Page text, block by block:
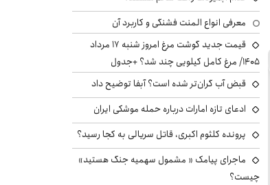
معرفی انواع المنت فشنگی و کاربرد آن
قیمت جدید گوشت مرغ امروز شنبه ۱۷ مرداد
۱۴۰۵/ مرغ کامل کیلویی چند شد؟ +جدول
قبض آب گران‌تر شده است؟ آبفا توضیح داد
ادعای تازه امارات درباره حمله موشکی ایران
پرونده کلثوم اکبری، قاتل سریالی به کجا رسید؟
ماجرای پیامک « مشمول سهمیه جنگ هستید»
چیست؟